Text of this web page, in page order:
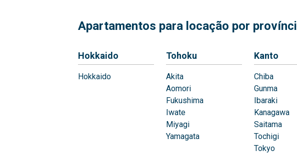
Apartamentos para locação por
Hokkaido
Hokkaido
Tohoku
Akita
Aomori
Fukushima
Iwate
Miyagi
Yamagata
Kanto
Chiba
Gunma
Ibaraki
Kanagawa
Saitama
Tochigi
Tokyo